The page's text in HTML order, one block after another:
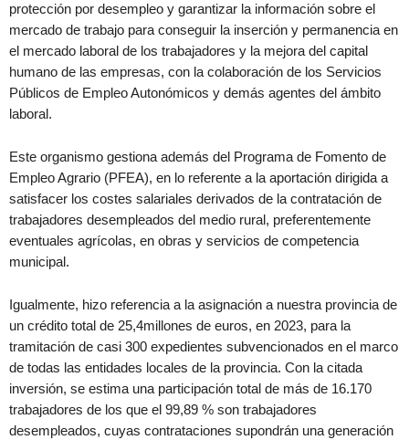
protección por desempleo y garantizar la información sobre el
mercado de trabajo para conseguir la inserción y permanencia en
el mercado laboral de los trabajadores y la mejora del capital
humano de las empresas, con la colaboración de los Servicios
Públicos de Empleo Autonómicos y demás agentes del ámbito
laboral.
Este organismo gestiona además del Programa de Fomento de
Empleo Agrario (PFEA), en lo referente a la aportación dirigida a
satisfacer los costes salariales derivados de la contratación de
trabajadores desempleados del medio rural, preferentemente
eventuales agrícolas, en obras y servicios de competencia
municipal.
Igualmente, hizo referencia a la asignación a nuestra provincia de
un crédito total de 25,4millones de euros, en 2023, para la
tramitación de casi 300 expedientes subvencionados en el marco
de todas las entidades locales de la provincia. Con la citada
inversión, se estima una participación total de más de 16.170
trabajadores de los que el 99,89 % son trabajadores
desempleados, cuyas contrataciones supondrán una generación